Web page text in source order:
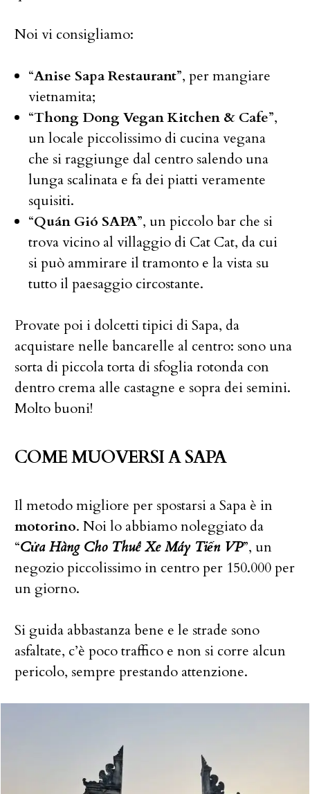
Noi vi consigliamo:
“Anise Sapa Restaurant”, per mangiare
vietnamita;
“Thong Dong Vegan Kitchen & Cafe”,
un locale piccolissimo di cucina vegana
che si raggiunge dal centro salendo una
lunga scalinata e fa dei piatti veramente
squisiti.
“Quán Gió SAPA”, un piccolo bar che si
trova vicino al villaggio di Cat Cat, da cui
si può ammirare il tramonto e la vista su
tutto il paesaggio circostante.
Provate poi i dolcetti tipici di Sapa, da
acquistare nelle bancarelle al centro: sono una
sorta di piccola torta di sfoglia rotonda con
dentro crema alle castagne e sopra dei semini.
Molto buoni!
COME MUOVERSI A SAPA
Il metodo migliore per spostarsi a Sapa è in
motorino. Noi lo abbiamo noleggiato da
“Cửa Hàng Cho Thuê Xe Máy Tiến VP”, un
negozio piccolissimo in centro per 150.000 per
un giorno.
Si guida abbastanza bene e le strade sono
asfaltate, c’è poco traffico e non si corre alcun
pericolo, sempre prestando attenzione.